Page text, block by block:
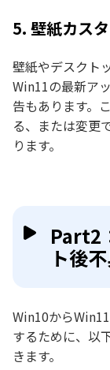
5. 壁紙カス
壁紙やデスクト
Win11の最新ア
告もあります。
る、または変更
ります。
Part2
ト後
Win10から
するために、以
きます。